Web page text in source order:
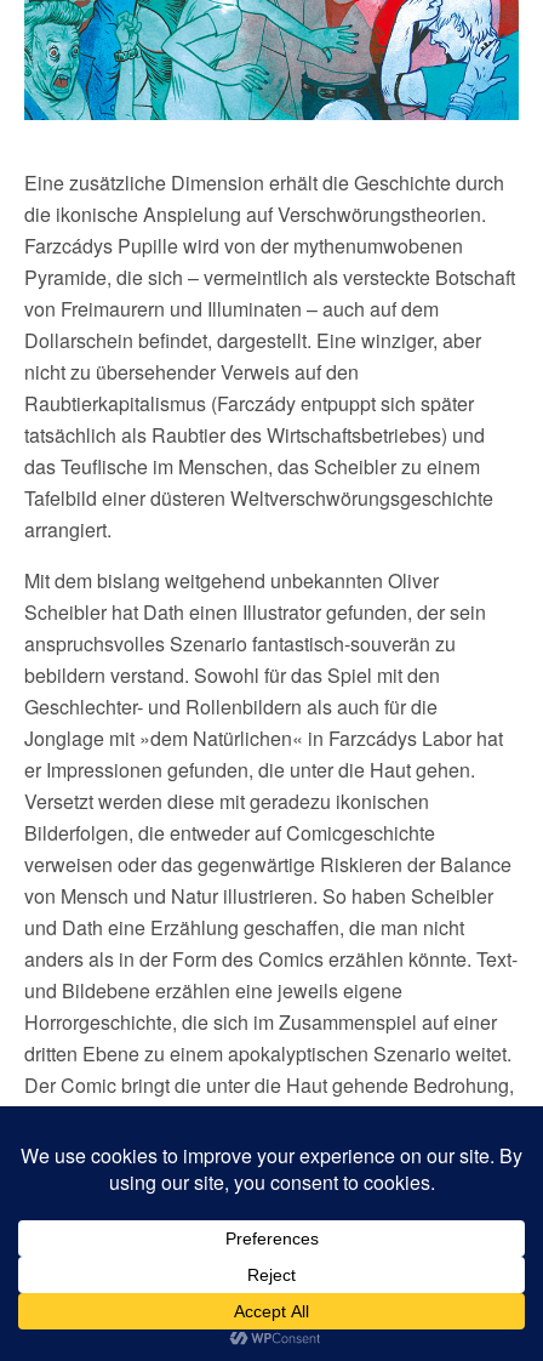
Eine zusätzliche Dimension erhält die Geschichte durch
die ikonische Anspielung auf Verschwörungstheorien.
Farzcádys Pupille wird von der mythenumwobenen
Pyramide, die sich – vermeintlich als versteckte Botschaft
von Freimaurern und Illuminaten – auch auf dem
Dollarschein befindet, dargestellt. Eine winziger, aber
nicht zu übersehender Verweis auf den
Raubtierkapitalismus (Farczády entpuppt sich später
tatsächlich als Raubtier des Wirtschaftsbetriebes) und
das Teuflische im Menschen, das Scheibler zu einem
Tafelbild einer düsteren Weltverschwörungsgeschichte
arrangiert.
Mit dem bislang weitgehend unbekannten Oliver
Scheibler hat Dath einen Illustrator gefunden, der sein
anspruchsvolles Szenario fantastisch-souverän zu
bebildern verstand. Sowohl für das Spiel mit den
Geschlechter- und Rollenbildern als auch für die
Jonglage mit »dem Natürlichen« in Farzcádys Labor hat
er Impressionen gefunden, die unter die Haut gehen.
Versetzt werden diese mit geradezu ikonischen
Bilderfolgen, die entweder auf Comicgeschichte
verweisen oder das gegenwärtige Riskieren der Balance
von Mensch und Natur illustrieren. So haben Scheibler
und Dath eine Erzählung geschaffen, die man nicht
anders als in der Form des Comics erzählen könnte. Text-
und Bildebene erzählen eine jeweils eigene
Horrorgeschichte, die sich im Zusammenspiel auf einer
dritten Ebene zu einem apokalyptischen Szenario weitet.
Der Comic bringt die unter die Haut gehende Bedrohung,
»Fiktion leistet Kundschafterdienste in den Dschungeln
und an den Felsvorsprüngen menschlichen Verhaltens,
die Psychiatrie, Geschichtswissenschaft, Theologie und
Soziologie nicht beschreiben können, weil ihr
intellektuelles Rüstzeug sie unbeweglich macht«, schrieb
Norman Mailer 1991 in derVanity Fair. InMenschen wie